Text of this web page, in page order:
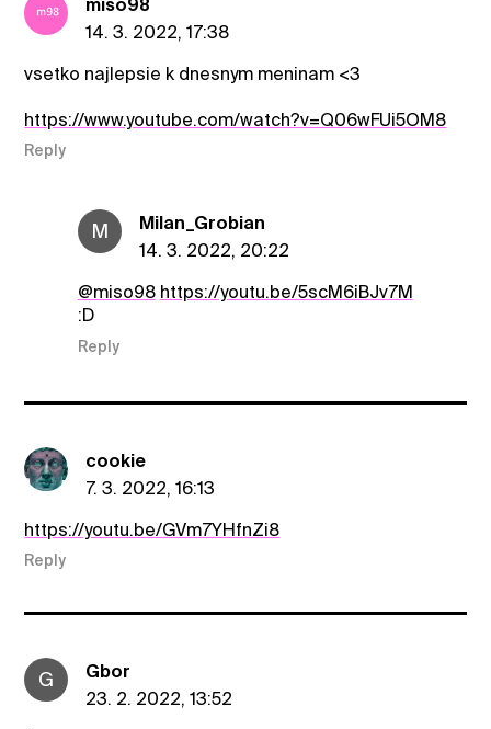
miso98
14. 3. 2022, 17:38
vsetko najlepsie k dnesnym meninam <3
https://www.youtube.com/watch?v=Q06wFUi5OM8
Reply
M
Milan_Grobian
14. 3. 2022, 20:22
@miso98 https://youtu.be/5scM6iBJv7M
:D
Reply
cookie
7. 3. 2022, 16:13
https://youtu.be/GVm7YHfnZi8
Reply
G
Gbor
23. 2. 2022, 13:52